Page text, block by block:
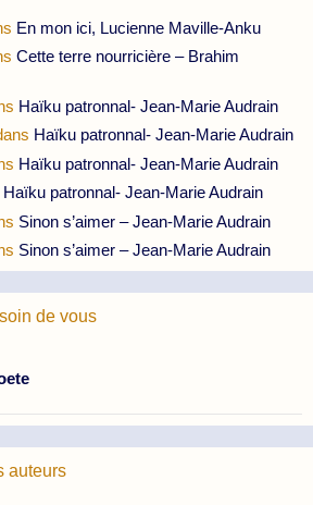
En mon ici, Lucienne Maville-Anku
Cette terre nourricière – Brahim
Haïku patronnal- Jean-Marie Audrain
Haïku patronnal- Jean-Marie Audrain
Haïku patronnal- Jean-Marie Audrain
Haïku patronnal- Jean-Marie Audrain
Sinon s’aimer – Jean-Marie Audrain
Sinon s’aimer – Jean-Marie Audrain
de vous
auteurs